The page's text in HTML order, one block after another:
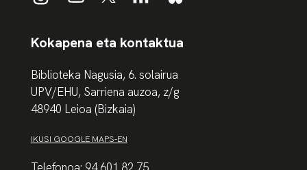
Kokapena eta kontaktua
Biblioteka Nagusia, 6. solairua
UPV/EHU, Sarriena auzoa, z/g
48940 Leioa (Bizkaia)
IKUSI GOOGLE MAPS-EN
Telefonoa: 94 601 82 75